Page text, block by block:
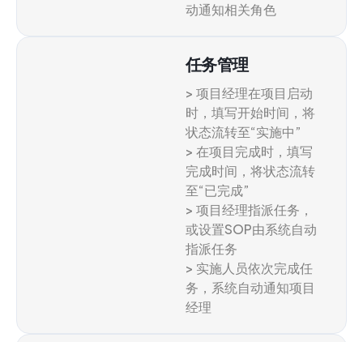
动通知相关角色
任务管理
> 项目经理在项目启动
时，填写开始时间，将
状态流转至“实施中”
> 在项目完成时，填写
完成时间，将状态流转
至“已完成”
> 项目经理指派任务，
或设置SOP由系统自动
指派任务
> 实施人员依次完成任
务，系统自动通知项目
经理